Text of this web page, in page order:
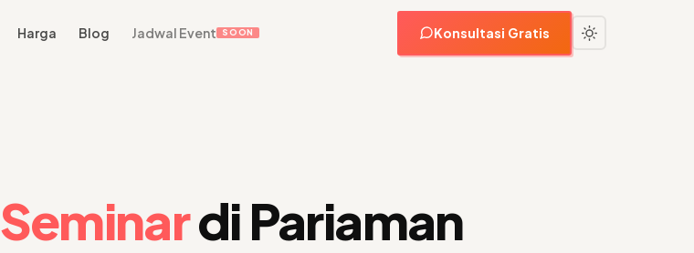
Harga Blog Jadwal Event SOON Konsultasi Gratis
Seminardi Pariaman